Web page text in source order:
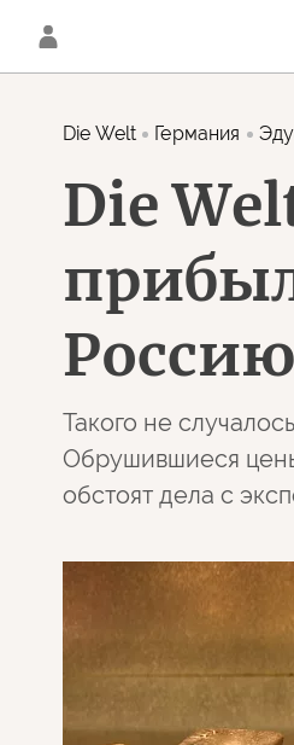
Die Welt Германия
Die
Такого не
Обрушившиеся
обстоят дела с